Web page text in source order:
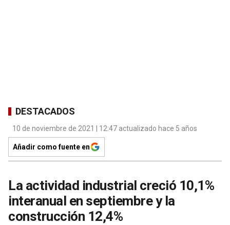
DESTACADOS
10 de noviembre de 2021 | 12:47 actualizado hace 5 años
Añadir como fuente en
La actividad industrial creció 10,1%
interanual en septiembre y la
construcción 12,4%